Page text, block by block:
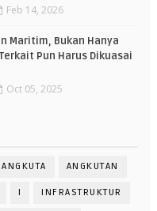
Feb 14, 2026
Maritim, Bukan Hanya
Pun Harus Dikuasai
Oct 05, 2025
ANGKUTA ANGKUTAN
I INFRASTRUKTUR